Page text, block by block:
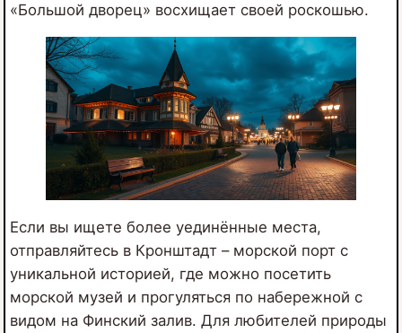
«Большой дворец» восхищает своей роскошью.
Если вы ищете более уединённые места,
отправляйтесь в Кронштадт – морской порт с
уникальной историей, где можно посетить
морской музей и прогуляться по набережной с
видом на Финский залив. Для любителей природы